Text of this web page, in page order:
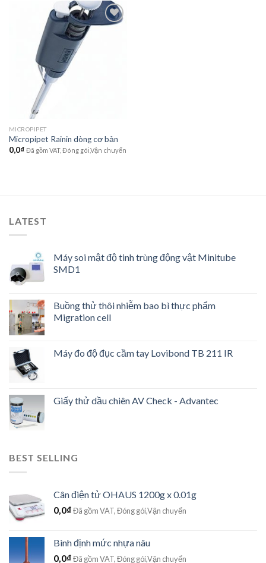
MICROPIPET
Micropipet Rainin dòng cơ bản
0,0₫ Đã gồm VAT, Đóng gói,Vận chuyển
LATEST
Máy soi mật độ tinh trùng động vật Minitube
SMD1
Buồng thử thôi nhiễm bao bì thực phẩm
Migration cell
Máy đo độ đục cầm tay Lovibond TB 211 IR
Giấy thử dầu chiên AV Check - Advantec
BEST SELLING
Cân điện tử OHAUS 1200g x 0.01g
0,0₫Đã gồm VAT, Đóng gói,Vận chuyển
Bình định mức nhựa nâu
0,0₫Đã gồm VAT, Đóng gói,Vận chuyển